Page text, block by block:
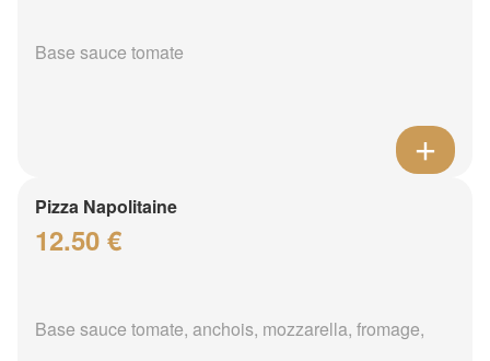
Base sauce tomate
Pizza Napolitaine
12.50 €
Base sauce tomate, anchois, mozzarella, fromage,